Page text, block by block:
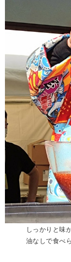
しっかりと味
油なしで食べ